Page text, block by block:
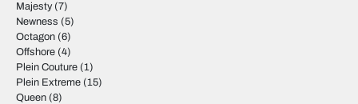
Majesty(7)
Newness (5)
Octagon (6)
Offshore (4)
Plein Couture (1)
Plein Extreme (15)
Queen (8)